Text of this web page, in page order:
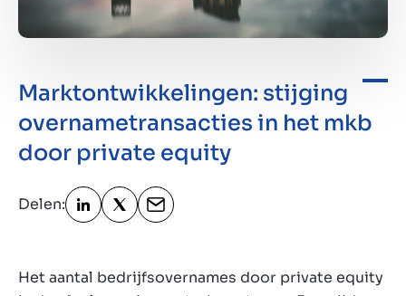
Insights
Over ons
Contact
Marktontwikkelingen: stijging
overnametransacties in het mkb
door private equity
Delen:
Het aantal bedrijfsovernames door private equity